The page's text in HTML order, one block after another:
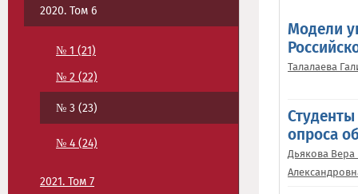
2020. Том 6
№ 1 (21)
№ 2 (22)
№ 3 (23)
№ 4 (24)
2021. Том 7
Модели
Талалаева
опроса
Дьякова Вера